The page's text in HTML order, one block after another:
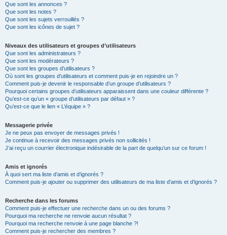
Que sont les annonces ?
Que sont les notes ?
Que sont les sujets verrouillés ?
Que sont les icônes de sujet ?
Niveaux des utilisateurs et groupes d’utilisateurs
Que sont les administrateurs ?
Que sont les modérateurs ?
Que sont les groupes d’utilisateurs ?
Où sont les groupes d’utilisateurs et comment puis-je en rejoindre un ?
Comment puis-je devenir le responsable d’un groupe d’utilisateurs ?
Pourquoi certains groupes d’utilisateurs apparaissent dans une couleur différente ?
Qu’est-ce qu’un « groupe d’utilisateurs par défaut » ?
Qu’est-ce que le lien « L’équipe » ?
Messagerie privée
Je ne peux pas envoyer de messages privés !
Je continue à recevoir des messages privés non sollicités !
J’ai reçu un courrier électronique indésirable de la part de quelqu’un sur ce forum !
Amis et ignorés
À quoi sert ma liste d’amis et d’ignorés ?
Comment puis-je ajouter ou supprimer des utilisateurs de ma liste d’amis et d’ignorés ?
Recherche dans les forums
Comment puis-je effectuer une recherche dans un ou des forums ?
Pourquoi ma recherche ne renvoie aucun résultat ?
Pourquoi ma recherche renvoie à une page blanche ?!
Comment puis-je rechercher des membres ?